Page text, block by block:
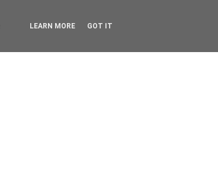
LEARN MORE GOT IT